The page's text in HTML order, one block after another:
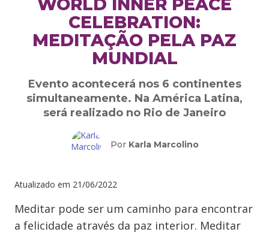
WORLD INNER PEACE
CELEBRATION:
MEDITAÇÃO PELA PAZ
MUNDIAL
Evento acontecerá nos 6 continentes
simultaneamente. Na América Latina,
será realizado no Rio de Janeiro
Por Karla Marcolino
Atualizado em 21/06/2022
Meditar pode ser um caminho para encontrar
a felicidade através da paz interior. Meditar